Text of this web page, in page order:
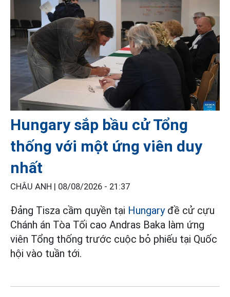
Hungary sắp bầu cử Tổng
thống với một ứng viên duy
nhất
CHÂU ANH | 08/08/2026 - 21:37
Đảng Tisza cầm quyền tại Hungaryđề cử cựu
Chánh án Tòa Tối cao Andras Baka làm ứng
viên Tổng thống trước cuộc bỏ phiếu tại Quốc
hội vào tuần tới.